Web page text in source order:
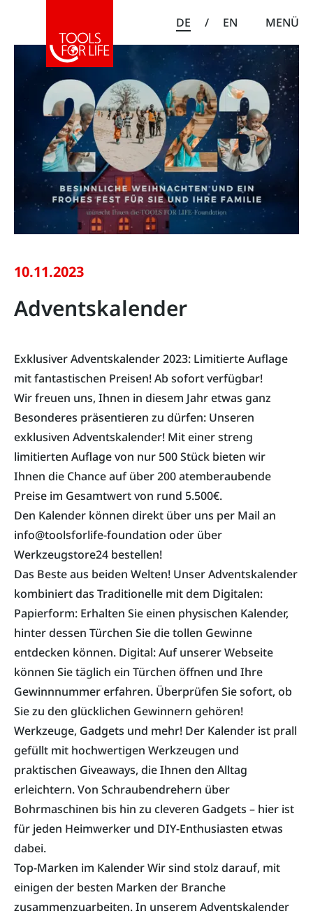
DE / EN MENÜ
10.11.2023
Adventskalender
Exklusiver Adventskalender 2023: Limitierte Auflage
mit fantastischen Preisen! Ab sofort verfügbar!
Wir freuen uns, Ihnen in diesem Jahr etwas ganz
Besonderes präsentieren zu dürfen: Unseren
exklusiven Adventskalender! Mit einer streng
limitierten Auflage von nur 500 Stück bieten wir
Ihnen die Chance auf über 200 atemberaubende
Preise im Gesamtwert von rund 5.500€.
Den Kalender können direkt über uns per Mail an
info@toolsforlife-foundation oder über
Werkzeugstore24 bestellen!
Das Beste aus beiden Welten! Unser Adventskalender
kombiniert das Traditionelle mit dem Digitalen:
Papierform: Erhalten Sie einen physischen Kalender,
hinter dessen Türchen Sie die tollen Gewinne
entdecken können. Digital: Auf unserer Webseite
können Sie täglich ein Türchen öffnen und Ihre
Gewinnnummer erfahren. Überprüfen Sie sofort, ob
Sie zu den glücklichen Gewinnern gehören!
Werkzeuge, Gadgets und mehr! Der Kalender ist prall
gefüllt mit hochwertigen Werkzeugen und
praktischen Giveaways, die Ihnen den Alltag
erleichtern. Von Schraubendrehern über
Bohrmaschinen bis hin zu cleveren Gadgets – hier ist
für jeden Heimwerker und DIY-Enthusiasten etwas
dabei.
Top-Marken im Kalender Wir sind stolz darauf, mit
einigen der besten Marken der Branche
zusammenzuarbeiten. In unserem Adventskalender